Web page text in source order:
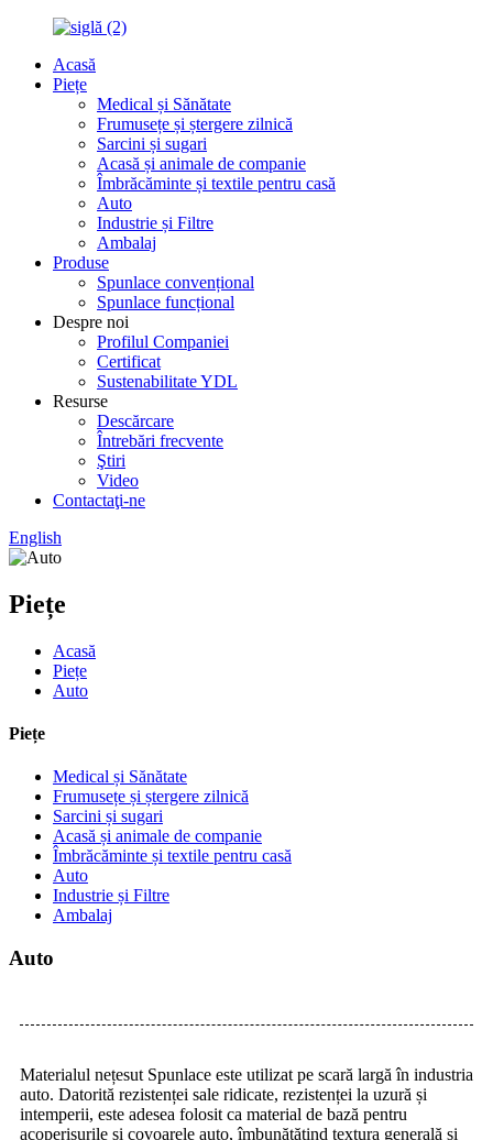
Acasă
Piețe
Medical și Sănătate
Frumusețe și ștergere zilnică
Sarcini și sugari
Acasă și animale de companie
Îmbrăcăminte și textile pentru casă
Auto
Industrie și Filtre
Ambalaj
Produse
Spunlace convențional
Spunlace funcțional
Despre noi
Profilul Companiei
Certificat
Sustenabilitate YDL
Resurse
Descărcare
Întrebări frecvente
Ştiri
Video
Contactaţi-ne
English
Piețe
Acasă
Piețe
Auto
Piețe
Medical și Sănătate
Frumusețe și ștergere zilnică
Sarcini și sugari
Acasă și animale de companie
Îmbrăcăminte și textile pentru casă
Auto
Industrie și Filtre
Ambalaj
Auto
Materialul nețesut Spunlace este utilizat pe scară largă în industria
auto. Datorită rezistenței sale ridicate, rezistenței la uzură și
intemperii, este adesea folosit ca material de bază pentru
acoperișurile și covoarele auto, îmbunătățind textura generală și